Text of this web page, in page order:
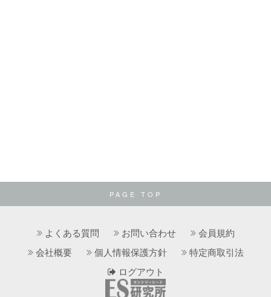
PAGE TOP
よくある質問 お問い合わせ
会員規約
会社概要
個人情報保護方針
特定商取引法
ログアウト